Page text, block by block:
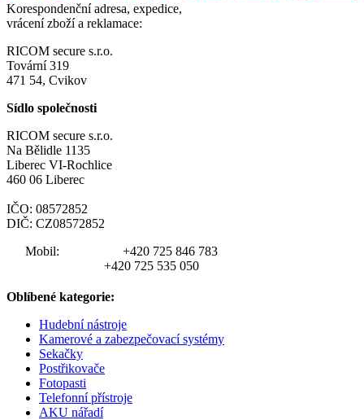
Korespondenční adresa, expedice,
vrácení zboží a reklamace:
RICOM secure s.r.o.
Tovární 319
471 54, Cvikov
Sídlo společnosti
RICOM secure s.r.o.
Na Bělidle 1135
Liberec VI-Rochlice
460 06 Liberec
IČO: 08572852
DIČ: CZ08572852
Mobil:
+420 725 846 783
+420 725 535 050
Oblíbené kategorie:
Hudební nástroje
Kamerové a zabezpečovací systémy
Sekačky
Postřikovače
Fotopasti
Telefonní přístroje
AKU nářadí